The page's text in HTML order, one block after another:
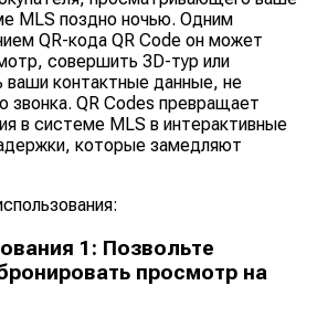
MLS поздно ночью. Одним
QR-кода QR Code он может
совершить 3D-тур или
ваши контактные данные, не
звонка. QR Codes превращает
в системе MLS в интерактивные
которые замедляют
1: Позвольте
просмотр на